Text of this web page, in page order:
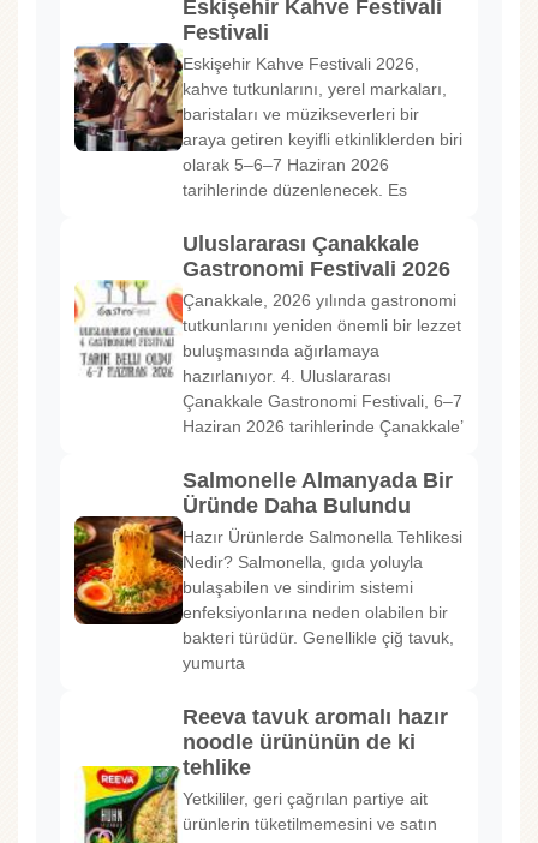
Eskişehir Kahve Festivali
Festivali
Eskişehir Kahve Festivali 2026,
kahve tutkunlarını, yerel markaları,
baristaları ve müzikseverleri bir
araya getiren keyifli etkinliklerden biri
olarak 5–6–7 Haziran 2026
tarihlerinde düzenlenecek. Es
Uluslararası Çanakkale
Gastronomi Festivali 2026
Çanakkale, 2026 yılında gastronomi
tutkunlarını yeniden önemli bir lezzet
buluşmasında ağırlamaya
hazırlanıyor. 4. Uluslararası
Çanakkale Gastronomi Festivali, 6–7
Haziran 2026 tarihlerinde Çanakkale’
Salmonelle Almanyada Bir
Üründe Daha Bulundu
Hazır Ürünlerde Salmonella Tehlikesi
Nedir? Salmonella, gıda yoluyla
bulaşabilen ve sindirim sistemi
enfeksiyonlarına neden olabilen bir
bakteri türüdür. Genellikle çiğ tavuk,
yumurta
Reeva tavuk aromalı hazır
noodle ürününün de ki
tehlike
Yetkililer, geri çağrılan partiye ait
ürünlerin tüketilmemesini ve satın